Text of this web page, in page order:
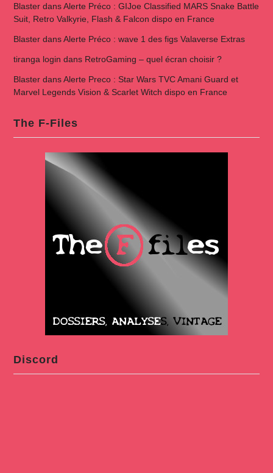
BlasterdansAlerte Préco : GIJoe Classified MARS Snake Battle
Suit, Retro Valkyrie, Flash & Falcon dispo en France
BlasterdansAlerte Préco : wave 1 des figs Valaverse Extras
tiranga login dans RetroGaming – quel écran choisir ?
BlasterdansAlerte Preco : Star Wars TVC Amani Guard et
Marvel Legends Vision & Scarlet Witch dispo en France
The F-Files
Discord